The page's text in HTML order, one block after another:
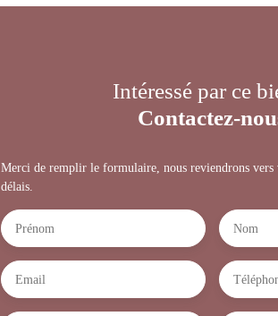
Intéressé par ce
Contactez-
Merci de remplir le formulaire, nous reviendrons vers
délais.
Prénom Nom
Email